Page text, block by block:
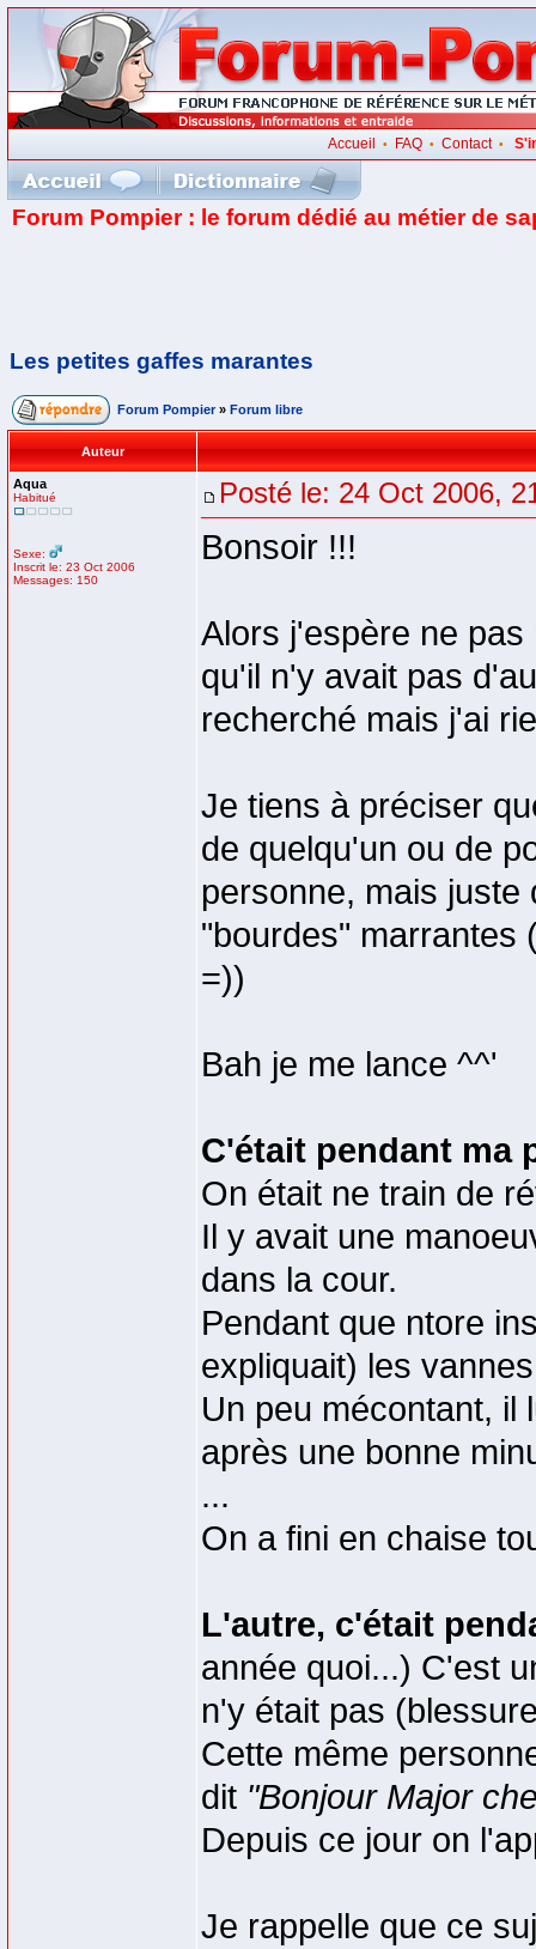
Accueil • FAQ• Contact•
Forum Pompier : le forum dédié au métier de
Les petites gaffes marantes
Forum Pompier » Forum libre
Auteur
Aqua
Habitué
Sexe:
Inscrit le: 23 Oct 2006
Messages: 150
Posté le: 24 Oct 2006,
Bonsoir !!!
Alors j'espère ne
qu'il n'y avait pas
recherché mais j'ai
Je tiens à préciser
de quelqu'un ou de
personne, mais
"bourdes" marrantes
=))
Bah je me lance ^^'
C'était pendant ma
On était ne train de
Il y avait une
dans la cour.
Pendant que ntore
expliquait) les
Un peu mécontant, il
après une bonne
...
On a fini en chaise
L'autre, c'était
année quoi...) C'est
n'y était pas
Cette même
dit "Bonjour Major
Depuis ce jour on
Je rappelle que ce